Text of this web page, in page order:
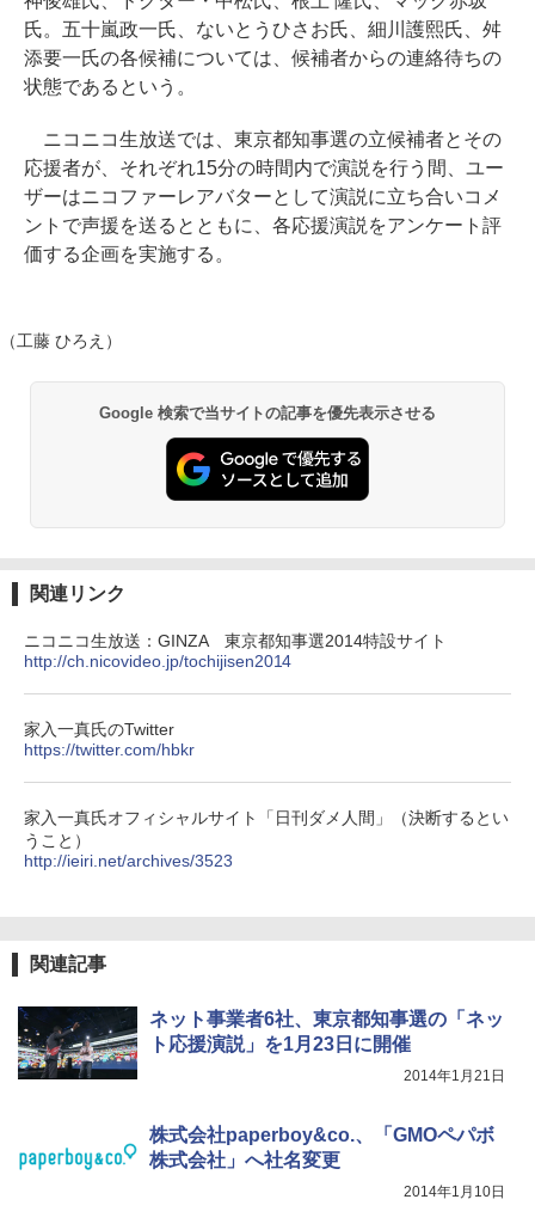
氏。五十嵐政一氏、ないとうひさお氏、細川護熙氏、舛
添要一氏の各候補については、候補者からの連絡待ちの
状態であるという。
ニコニコ生放送では、東京都知事選の立候補者とその
応援者が、それぞれ15分の時間内で演説を行う間、ユー
ザーはニコファーレアバターとして演説に立ち合いコメ
ントで声援を送るとともに、各応援演説をアンケート評
価する企画を実施する。
（工藤 ひろえ）
Google 検索で当サイトの記事を優先表示させる
関連リンク
ニコニコ生放送：GINZA 東京都知事選2014特設サイト
http://ch.nicovideo.jp/tochijisen2014
家入一真氏のTwitter
https://twitter.com/hbkr
家入一真氏オフィシャルサイト「日刊ダメ人間」（決断するとい
うこと）
http://ieiri.net/archives/3523
関連記事
ネット事業者6社、東京都知事選の「ネッ
ト応援演説」を1月23日に開催
2014年1月21日
株式会社paperboy&co.、「GMOペパボ
株式会社」へ社名変更
2014年1月10日